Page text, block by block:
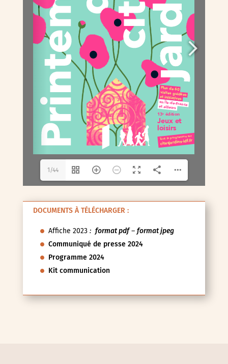
1/44
DOCUMENTS À TÉLÉCHARGER :
Affiche 2023: format pdf– format jpeg
Communiqué de presse 2024
Programme 2024
Kit communication